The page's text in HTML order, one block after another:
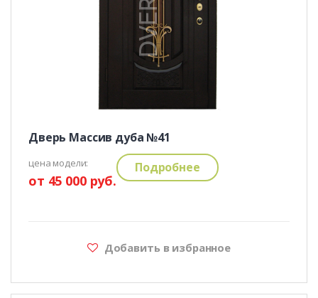
Дверь Массив дуба №41
цена модели:
от 45 000 руб.
Подробнее
Добавить в избранное